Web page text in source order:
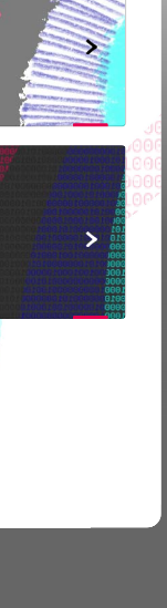
てや、
せなど
ださい。